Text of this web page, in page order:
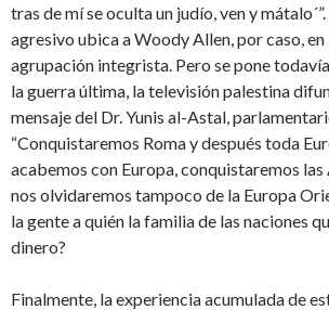
tras de mí se oculta un judío, ven y
agresivo ubica a Woody Allen, por caso, en
agrupación integrista. Pero se pone
la guerra última, la televisión palestina
mensaje del Dr. Yunis al-Astal,
“Conquistaremos Roma y después toda
acabemos con Europa, conquistaremos las
nos olvidaremos tampoco de la Europa
la gente a quién la familia de las naciones
dinero?
Finalmente, la experiencia acumulada de